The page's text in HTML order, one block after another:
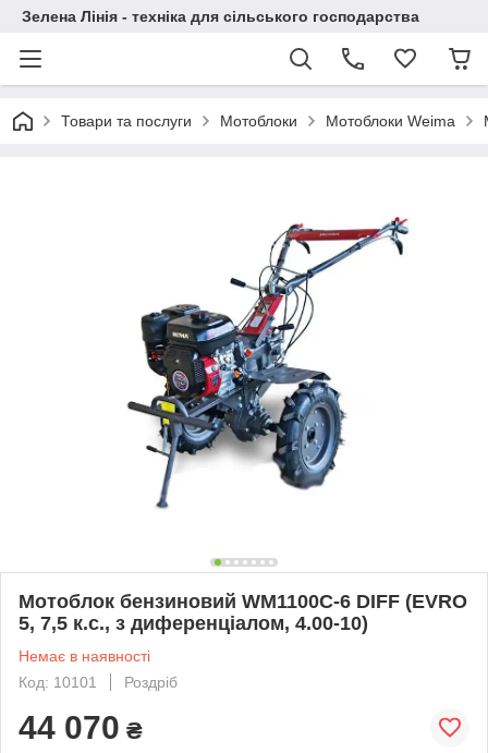
Зелена Лінія - техніка для сільського господарства
Товари та послуги Мотоблоки Мотоблоки Weima
Мотоблок бензиновий WM1100С-6 DIFF (EVRO
5, 7,5 к.с., з диференціалом, 4.00-10)
Немає в наявності
Код: 10101
Роздріб
44 070 ₴